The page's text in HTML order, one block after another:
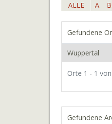
ALLE
A B
Gefundene
Wuppertal
Orte 1 - 1 von
Gefundene